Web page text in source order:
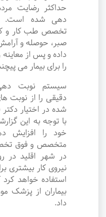
حداکثر رضایت
دهی شده است.
تخصص طب کار و
صبر، حوصله و
داده و پس از
را برای بیمار می
سیستم نوبت
دقیقی را از نوبت
شده در اختیار
با توجه به این
خود را افزایش
متخصص و فوق
در شهر اقلید در
نیروی کار بیشتری
استفاده خواهد
بیماران از پزشک
داد.